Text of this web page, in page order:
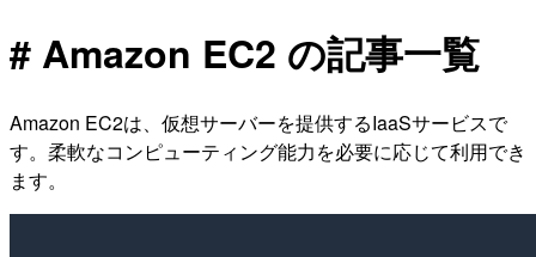
# Amazon EC2 の記事一覧
Amazon EC2は、仮想サーバーを提供するIaaSサービスで
す。柔軟なコンピューティング能力を必要に応じて利用でき
ます。